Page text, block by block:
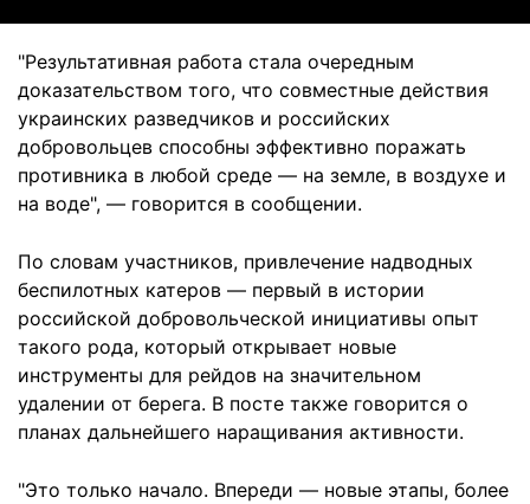
"Результативная работа стала очередным
доказательством того, что совместные действия
украинских разведчиков и российских
добровольцев способны эффективно поражать
противника в любой среде — на земле, в воздухе и
на воде", — говорится в сообщении.
По словам участников, привлечение надводных
беспилотных катеров — первый в истории
российской добровольческой инициативы опыт
такого рода, который открывает новые
инструменты для рейдов на значительном
удалении от берега. В посте также говорится о
планах дальнейшего наращивания активности.
"Это только начало. Впереди — новые этапы, более